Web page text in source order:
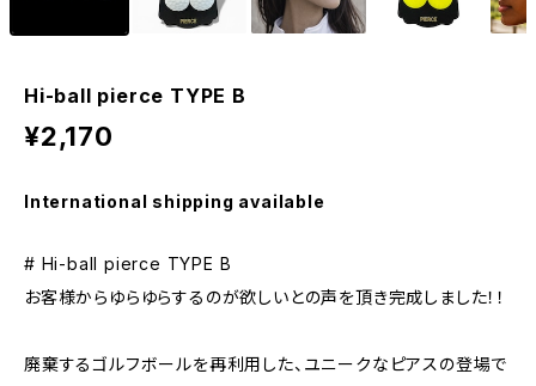
Hi-ball pierce TYPE B
¥2,170
International shipping available
# Hi-ball pierce TYPE B
お客様からゆらゆらするのが欲しいとの声を頂き完成しました！！
廃棄するゴルフボールを再利用した、ユニークなピアスの登場で